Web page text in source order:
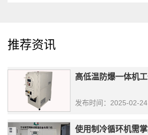
推荐资讯
发布时间：2025-02-24